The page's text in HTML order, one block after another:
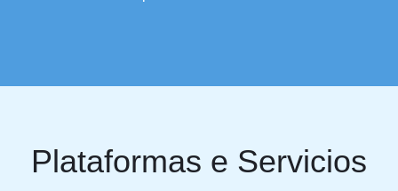
Plataformas e Servicios